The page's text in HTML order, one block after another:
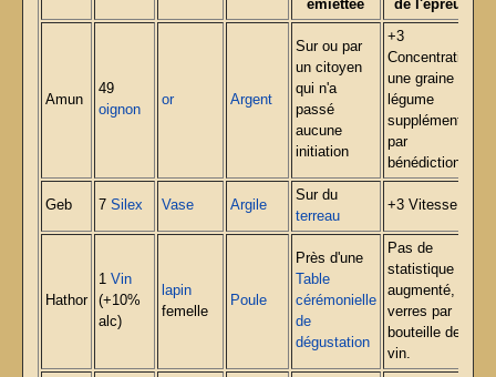
émiettée
de l'épreuve
Amun
49
oignon
or Argent
Sur ou par
un citoyen
qui n'a
passé
aucune
initiation
+3
Concentration,
une graine de
légume
supplémentaire
par
bénédiction.
Geb 7 Silex Vase Argile
Sur du
terreau
+3 Vitesse.
Hathor
1 Vin
(+10%
alc)
lapin
femelle
Poule
Près d'une
Table
cérémonielle
de
dégustation
Pas de
statistique
augmenté, 10
verres par
bouteille de
vin.